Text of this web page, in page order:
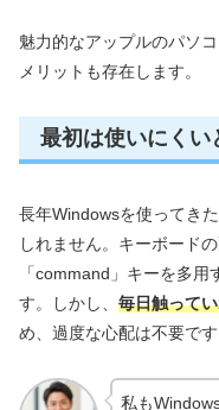
魅力的なアップルのパソ
メリットも存在します。
最初は使いにくい
長年Windowsを使ってき
しれません。キーボード
「command」キーを多
す。しかし、 毎日触って
め、過度な心配は不要です
私も